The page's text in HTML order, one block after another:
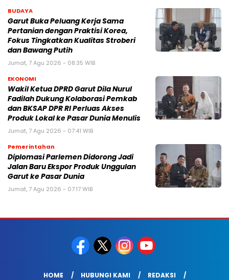
BUDAYA
Garut Buka Peluang Kerja Sama
Pertanian dengan Praktisi Korea,
Fokus Tingkatkan Kualitas Stroberi
dan Bawang Putih
Jumat, 7 Agu 2026 - 08:35 WIB
EKONOMI
Wakil Ketua DPRD Garut Dila Nurul
Fadilah Dukung Kolaborasi Pemkab
dan BKSAP DPR RI Perluas Akses
Produk Lokal ke Pasar Dunia Menulis
Jumat, 7 Agu 2026 - 07:41 WIB
Pemerintahan
Diplomasi Parlemen Didorong Jadi
Jalan Baru Ekspor Produk Unggulan
Garut ke Pasar Dunia
Jumat, 7 Agu 2026 - 07:17 WIB
HOME HUBUNGI KAMI REDAKSI